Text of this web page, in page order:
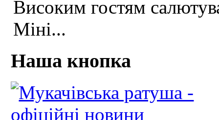
Високим гостям
Міні...
Наша кнопка